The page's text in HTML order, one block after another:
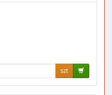
szt